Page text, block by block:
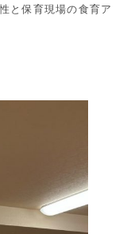
と保育現場の食育ア